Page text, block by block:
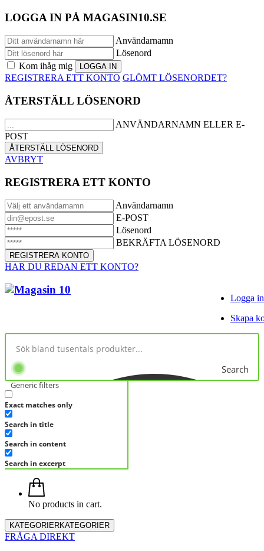
LOGGA IN PÅ MAGASIN10.SE
Användarnamn
Lösenord
Kom ihåg mig
REGISTRERA ETT KONTO GLÖMT LÖSENORDET?
ÅTERSTÄLL LÖSENORD
ANVÄNDARNAMN ELLER E-
POST
AVBRYT
REGISTRERA ETT KONTO
Användarnamn
E-POST
Lösenord
BEKRÄFTA LÖSENORD
HAR DU REDAN ETT KONTO?
Logga in
Skapa
Search
Generic filters
Exact matches only
Search in title
Search in content
Search in excerpt
No products in cart.
KATEGORIERKATEGORIER
FRÅGA DIREKT